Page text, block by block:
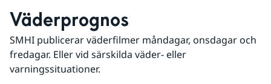
Väderprognos
SMHI publicerar väderfilmer måndagar, onsdagar och
fredagar. Eller vid särskilda väder- eller
varningssituationer.